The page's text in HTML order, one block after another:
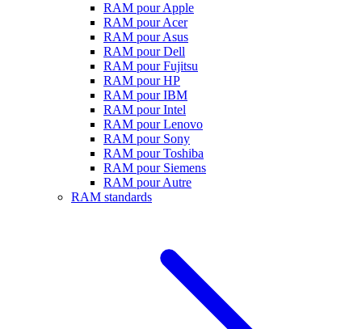
RAM pour Apple
RAM pour Acer
RAM pour Asus
RAM pour Dell
RAM pour Fujitsu
RAM pour HP
RAM pour IBM
RAM pour Intel
RAM pour Lenovo
RAM pour Sony
RAM pour Toshiba
RAM pour Siemens
RAM pour Autre
RAM standards